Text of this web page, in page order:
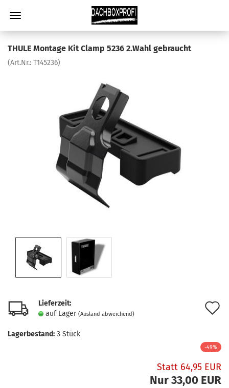
THULE Montage Kit Clamp 5236 2.Wahl gebraucht
(Art.Nr.: T145236)
Lieferzeit:
auf Lager (Ausland abweichend)
Lagerbestand: 3 Stück
-49%
Statt 64,95 EUR
Nur 33,00 EUR